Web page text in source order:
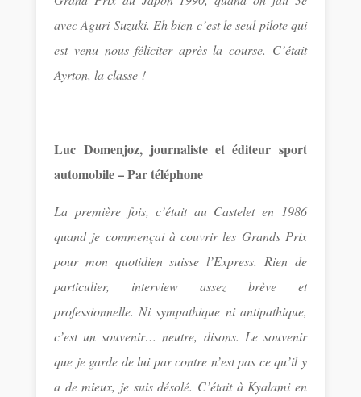
avec Aguri Suzuki. Eh bien c’est le seul pilote qui
est venu nous féliciter après la course. C’était
Ayrton, la classe !
Luc Domenjoz, journaliste et éditeur sport
automobile – Par téléphone
La première fois, c’était au Castelet en 1986
quand je commençai à couvrir les Grands Prix
pour mon quotidien suisse l’Express. Rien de
particulier, interview assez brève et
professionnelle. Ni sympathique ni antipathique,
c’est un souvenir… neutre, disons. Le souvenir
que je garde de lui par contre n’est pas ce qu’il y
a de mieux, je suis désolé. C’était à Kyalami en